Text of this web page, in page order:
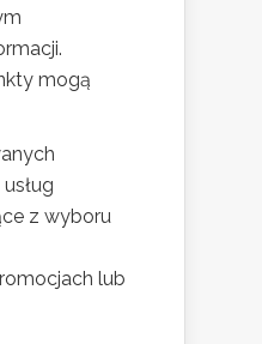
mogą
z wyboru
lub